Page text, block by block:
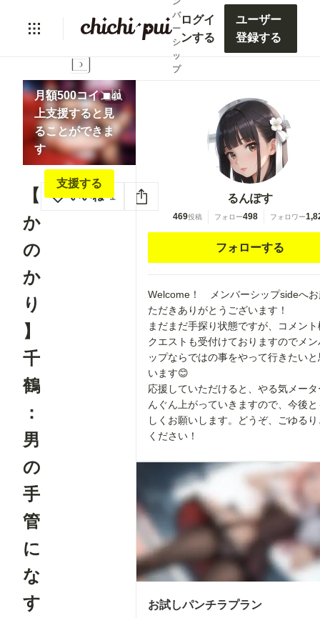
バ
ー
シ
ッ
プ
ログイ
ンする
ユーザー
登録する
lock
月額500コイン以
上支援すると見
ることができま
す
支援する
40
【
か
の
か
り
】
千
鶴
：
男
の
手
管
に
な
す
いいね 1 るんぽす
469投稿 フォロー498 フォロワー
フォローする
Welcome！ メンバーシップsideへお
ただきありがとうございます！
まだまだ手探り状態ですが、コメン
クエストも受付けておりますのでメ
ップならではの事をやって行きたい
います😊
応援していただけると、やる気メー
んぐん上がっていきますので、今後
しくお願いします。どうぞ、ごゆる
ください！
お試しパンチラプラン